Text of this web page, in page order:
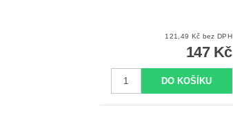
121,49 Kč bez DPH
147 Kč